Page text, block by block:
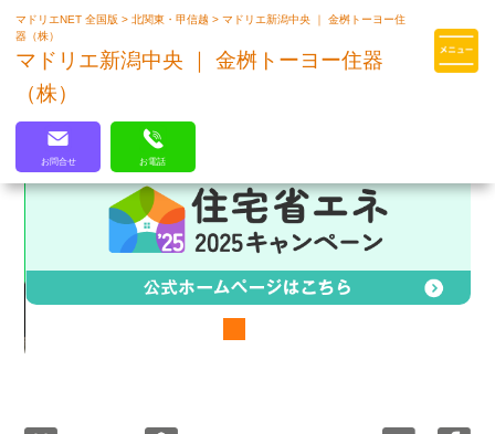
マドリエはLIXILの厳しい基準を
マドリエNET 全国版>北関東・甲信越>マドリエ新潟中央 ｜ 金桝トーヨー住
器（株）
マドリエ新潟中央 ｜ 金桝トーヨー住器
（株）
お問合せ お電話